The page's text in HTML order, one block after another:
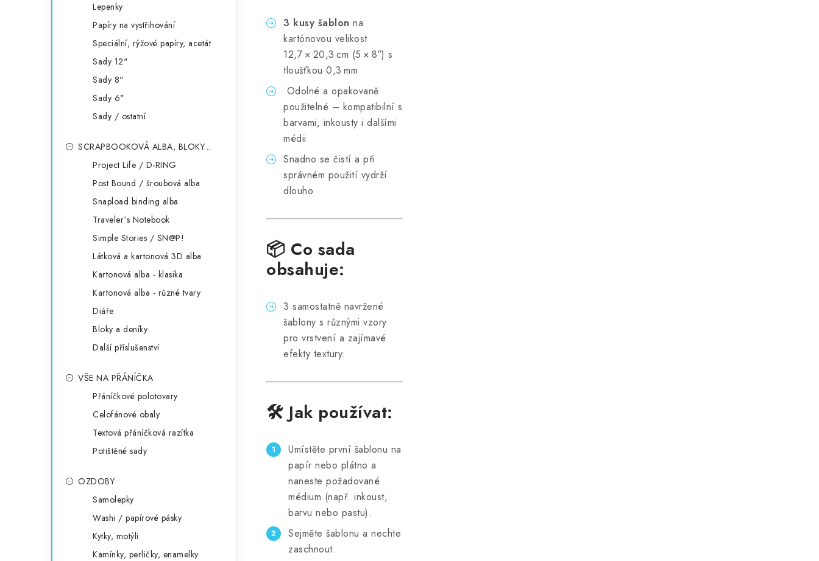
Lepenky
Papíry na vystřihování
Speciální, rýžové papíry, acetát
Sady 12"
Sady 8"
Sady 6"
Sady / ostatní
SCRAPBOOKOVÁ ALBA, BLOKY...
Project Life / D-RING
Post Bound / šroubová alba
Snapload binding alba
Traveler´s Notebook
Simple Stories / SN@P!
Látková a kartonová 3D alba
Kartonová alba - klasika
Kartonová alba - různé tvary
Diáře
Bloky a deníky
Další příslušenství
VŠE NA PŘÁNÍČKA
Přáníčkové polotovary
Celofánové obaly
Textová přáníčková razítka
Potištěné sady
OZDOBY
Samolepky
Washi / papírové pásky
Kytky, motýli
Kamínky, perličky, enamelky
3 kusy šablon na
kartónovou velikost
12,7 × 20,3 cm (5 × 8″) s
tloušťkou 0,3 mm
Odolné a opakovaně
použitelné – kompatibilní s
barvami, inkousty i dalšími
médii
Snadno se čistí a při
správném použití vydrží
dlouho
📦 Co sada
obsahuje:
3 samostatně navržené
šablony s různými vzory
pro vrstvení a zajímavé
efekty textury.
🛠 Jak používat:
Umístěte první šablonu na
papír nebo plátno a
naneste požadované
médium (např. inkoust,
barvu nebo pastu).
Sejměte šablonu a nechte
zaschnout.